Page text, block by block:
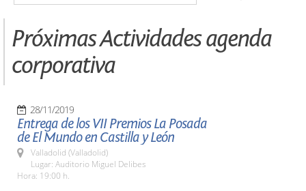
Próximas Actividades agenda
corporativa
28/11/2019
Entrega de los VII Premios La Posada
de El Mundo en Castilla y León
Valladolid (Valladolid)
Lugar: Auditorio Miguel Delibes
Hora: 19:00 h.